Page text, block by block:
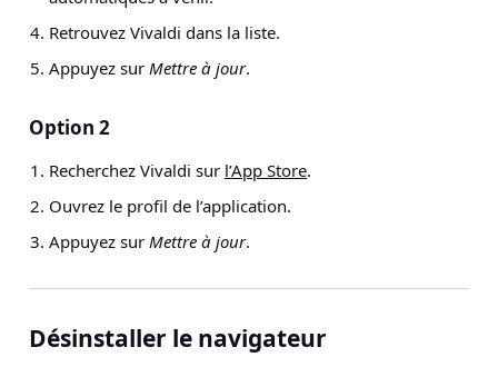
Retrouvez Vivaldi dans la liste.
Appuyez sur Mettre à jour.
Option 2
Recherchez Vivaldi sur l’App Store.
Ouvrez le profil de l’application.
Appuyez sur Mettre à jour.
Désinstaller le navigateur